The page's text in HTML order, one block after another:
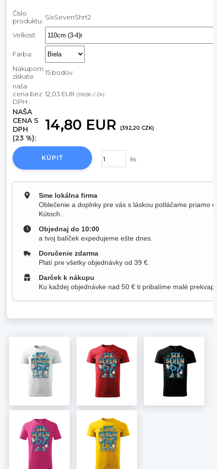
Číslo
produktu: SixSevenShrt2
Veľkosť:
Farba:
Nákupom
získate
15 bodov
naša
cena bez
DPH :
12,03 EUR (318,86 CZK)
NAŠA
CENA S
DPH
(23 %):
14,80 EUR (392,20 CZK)
ks
KÚPIŤ
Sme lokálna firma
Oblečenie a doplnky pre vás s láskou potláčame priamo
Kútoch.
Objednaj do 10:00
a tvoj balíček expedujeme ešte dnes.
Doručenie zdarma
Platí pre všetky objednávky od 39 €.
Darček k nákupu
Ku každej objednávke nad 50 € ti pribalíme malé